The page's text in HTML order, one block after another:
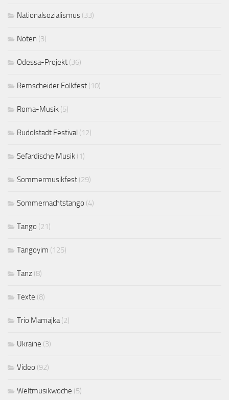
Nationalsozialismus (33)
Noten (3)
Odessa-Projekt (36)
Remscheider Folkfest (10)
Roma-Musik (5)
Rudolstadt Festival (12)
Sefardische Musik (1)
Sommermusikfest (29)
Sommernachtstango (4)
Tango (21)
Tangoyim (125)
Tanz (8)
Texte (8)
Trio Mamajka (2)
Ukraine (3)
Video (92)
Weltmusikwoche (5)